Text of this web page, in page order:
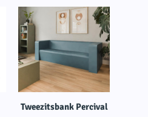
Tweezitsbank Percival